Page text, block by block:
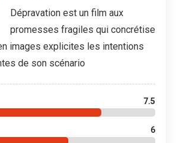
Dépravation est un film aux
promesses fragiles qui concrétise
images explicites les intentions
de son scénario
7.5
6